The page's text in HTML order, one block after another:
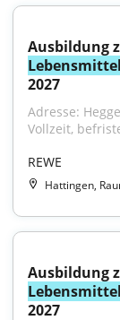
Lebensmittel
2027
Adresse:
Vollzeit,
REWE
Hattingen,
Lebensmittel
2027